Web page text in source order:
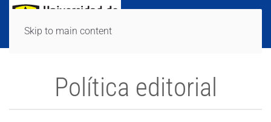
Skip to main content
Política editorial